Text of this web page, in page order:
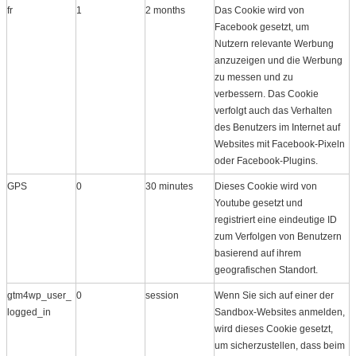
fr 1 2 months
Das Cookie wird von
Facebook gesetzt, um
Nutzern relevante Werbung
anzuzeigen und die Werbung
zu messen und zu
verbessern. Das Cookie
verfolgt auch das Verhalten
des Benutzers im Internet auf
Websites mit Facebook-Pixeln
oder Facebook-Plugins.
GPS 0 30 minutes
Dieses Cookie wird von
Youtube gesetzt und
registriert eine eindeutige ID
zum Verfolgen von Benutzern
basierend auf ihrem
geografischen Standort.
gtm4wp_user_
logged_in
0 session
Wenn Sie sich auf einer der
Sandbox-Websites anmelden,
wird dieses Cookie gesetzt,
um sicherzustellen, dass beim